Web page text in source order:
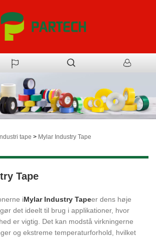
Industri tape > Mylar Industry Tape
Tape
iMylar Industry Tapeer dens høje
det ideelt til brug i applikationer, hvor
er vigtig. Det kan modstå virkningerne
og ekstreme temperaturforhold, hvilket